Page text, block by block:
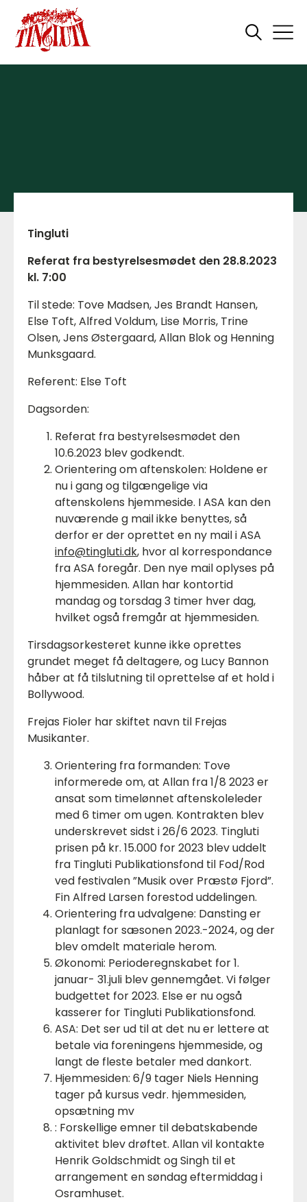
Tingluti
Referat fra bestyrelsesmødet den 28.8.2023
kl. 7:00
Til stede: Tove Madsen, Jes Brandt Hansen,
Else Toft, Alfred Voldum, Lise Morris, Trine
Olsen, Jens Østergaard, Allan Blok og Henning
Munksgaard.
Referent: Else Toft
Dagsorden:
Referat fra bestyrelsesmødet den
10.6.2023 blev godkendt.
Orientering om aftenskolen: Holdene er
nu i gang og tilgængelige via
aftenskolens hjemmeside. I ASA kan den
nuværende g mail ikke benyttes, så
derfor er der oprettet en ny mail i ASA
info@tingluti.dk, hvor al korrespondance
fra ASA foregår. Den nye mail oplyses på
hjemmesiden. Allan har kontortid
mandag og torsdag 3 timer hver dag,
hvilket også fremgår at hjemmesiden.
Tirsdagsorkesteret kunne ikke oprettes
grundet meget få deltagere, og Lucy Bannon
håber at få tilslutning til oprettelse af et hold i
Bollywood.
Frejas Fioler har skiftet navn til Frejas
Musikanter.
Orientering fra formanden: Tove
informerede om, at Allan fra 1/8 2023 er
ansat som timelønnet aftenskoleleder
med 6 timer om ugen. Kontrakten blev
underskrevet sidst i 26/6 2023. Tingluti
prisen på kr. 15.000 for 2023 blev uddelt
fra Tingluti Publikationsfond til Fod/Rod
ved festivalen ”Musik over Præstø Fjord”.
Fin Alfred Larsen forestod uddelingen.
Orientering fra udvalgene: Dansting er
planlagt for sæsonen 2023.-2024, og der
blev omdelt materiale herom.
Økonomi: Perioderegnskabet for 1.
januar- 31.juli blev gennemgået. Vi følger
budgettet for 2023. Else er nu også
kasserer for Tingluti Publikationsfond.
ASA: Det ser ud til at det nu er lettere at
betale via foreningens hjemmeside, og
langt de fleste betaler med dankort.
Hjemmesiden: 6/9 tager Niels Henning
tager på kursus vedr. hjemmesiden,
opsætning mv
: Forskellige emner til debatskabende
aktivitet blev drøftet. Allan vil kontakte
Henrik Goldschmidt og Singh til et
arrangement en søndag eftermiddag i
Osramhuset.